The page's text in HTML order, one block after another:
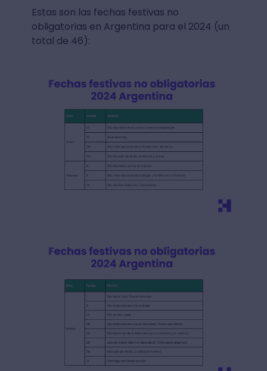
Estas son las fechas festivas no
obligatorias en Argentina para el 2024 (un
total de 46):